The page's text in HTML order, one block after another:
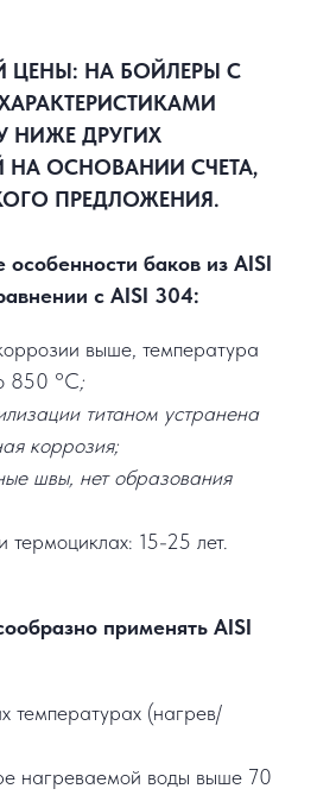
ЦЕНЫ: НА БОЙЛЕРЫ С
НИЖЕ ДРУГИХ
НА ОСНОВАНИИ СЧЕТА,
ПРЕДЛОЖЕНИЯ.
баков из AISI
с AISI 304:
выше, температура
850 °C;
титаном устранена
коррозия;
швы, нет образования
термоциклах: 15-25 лет.
применять AISI
температурах (нагрев/
нагреваемой воды выше 70